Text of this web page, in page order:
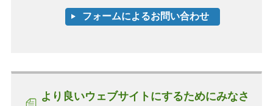
より良いウェブサイトにするためにみなさ